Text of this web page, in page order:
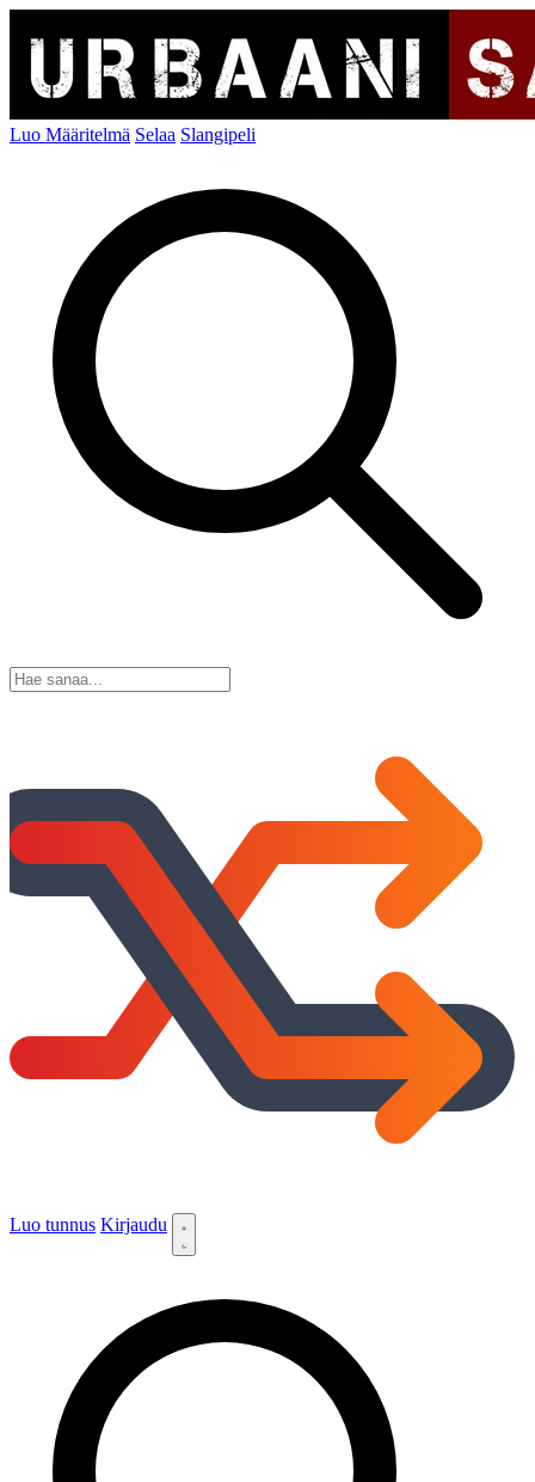
Luo Määritelmä Selaa Slangipeli
Luo tunnus Kirjaudu